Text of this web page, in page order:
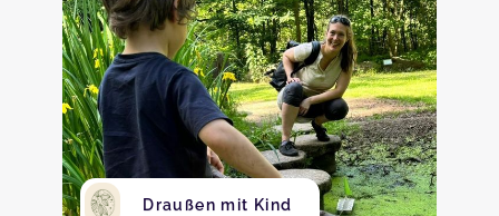
Draußen mit Kind